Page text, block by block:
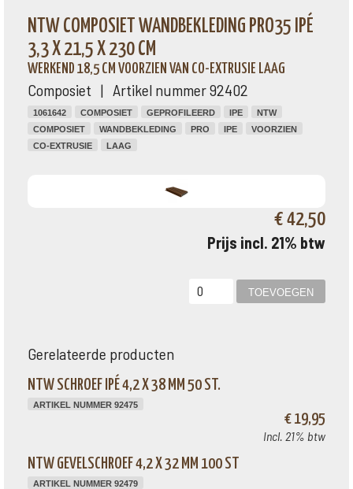
NTW COMPOSIET WANDBEKLEDING PRO35 IPÉ
3,3 X 21,5 X 230 CM
WERKEND 18,5 CM VOORZIEN VAN CO-EXTRUSIE LAAG
Composiet | Artikel nummer 92402
1061642 COMPOSIET GEPROFILEERD IPE
NTW
COMPOSIET
WANDBEKLEDING PRO IPE
VOORZIEN
CO-EXTRUSIE
LAAG
€ 42,50
Prijs incl. 21% btw
Gerelateerde producten
NTW SCHROEF IPÉ 4,2 X 38 MM 50 ST.
ARTIKEL NUMMER 92475
€ 19,95
Incl. 21% btw
NTW GEVELSCHROEF 4,2 X 32 MM 100 ST
ARTIKEL NUMMER 92479